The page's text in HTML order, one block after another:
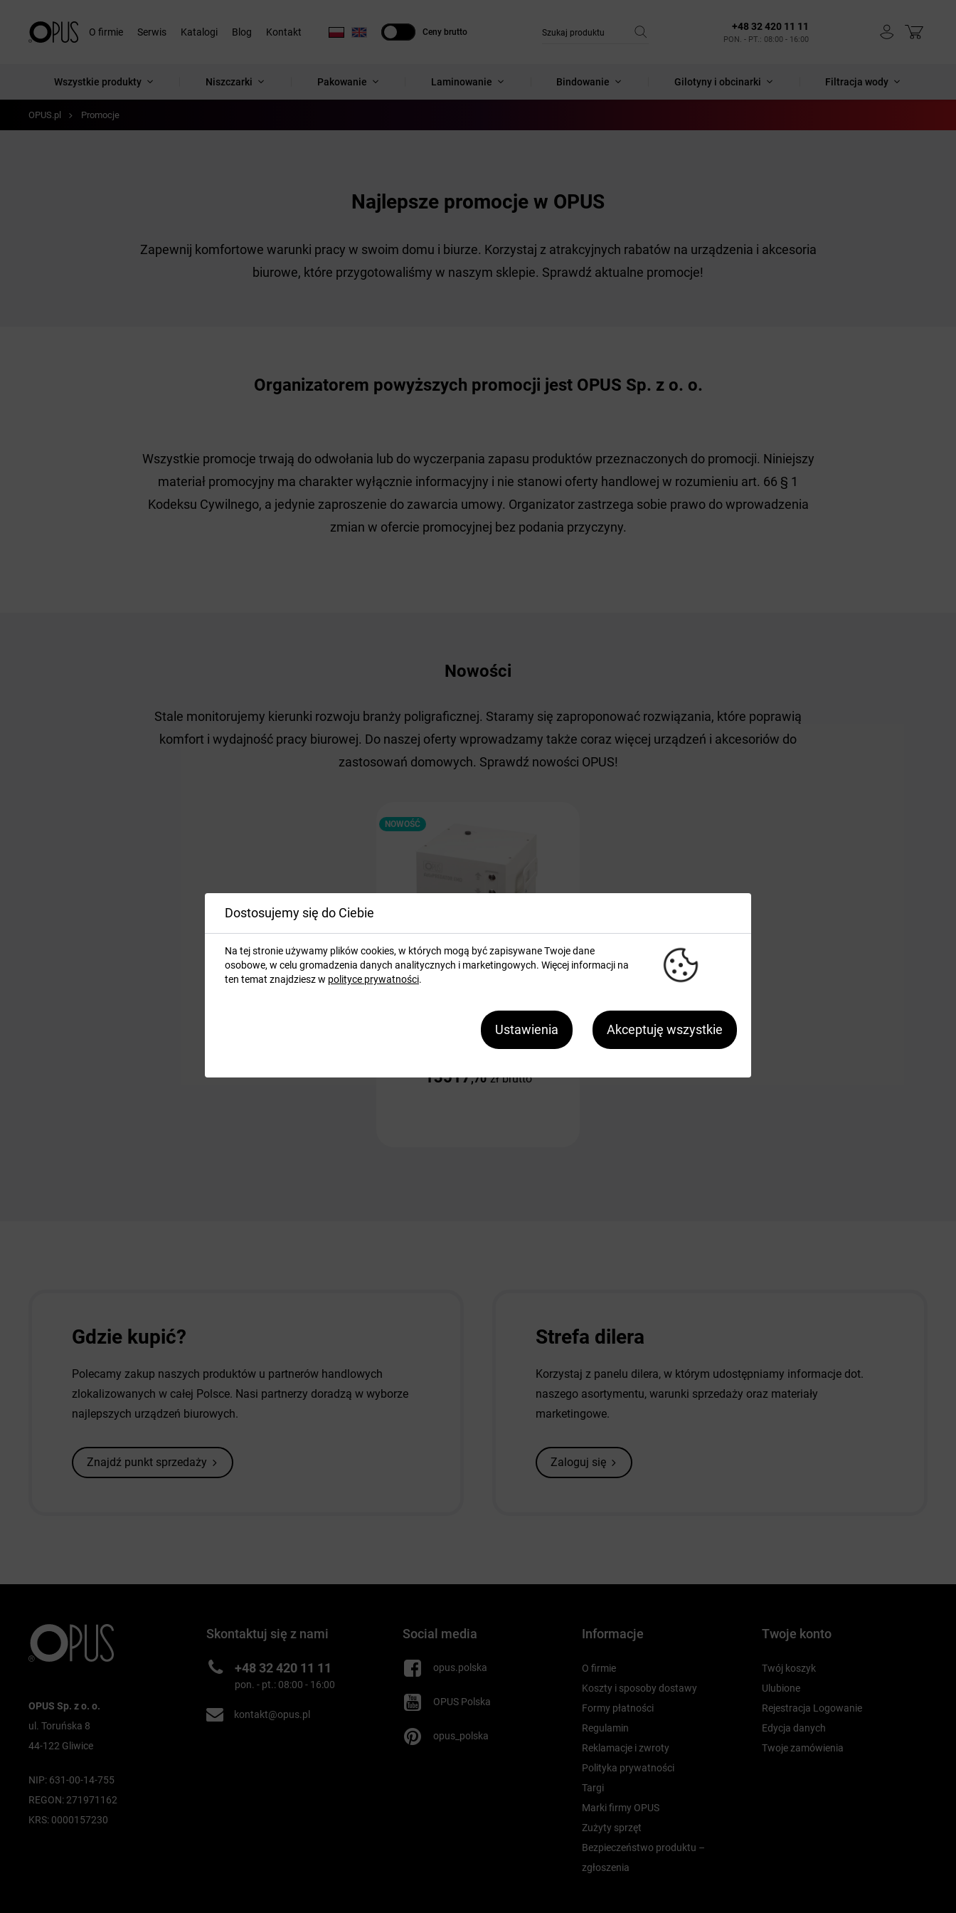
O firmie Serwis Katalogi Blog Kontakt
Ceny brutto
+48 32 420 11 11
PON. - PT.: 08:00 - 16:00
Wszystkie produkty Niszczarki Pakowanie Laminowanie Bindowanie Gilotyny i obcinarki Filtracja wody
OPUS.pl Promocje
Najlepsze promocje w OPUS
Zapewnij komfortowe warunki pracy w swoim domu i biurze. Korzystaj z atrakcyjnych rabatów na urządzenia i akcesoria
biurowe, które przygotowaliśmy w naszym sklepie. Sprawdź aktualne promocje!
Organizatorem powyższych promocji jest OPUS Sp. z o. o.
Wszystkie promocje trwają do odwołania lub do wyczerpania zapasu produktów przeznaczonych do promocji. Niniejszy
materiał promocyjny ma charakter wyłącznie informacyjny i nie stanowi oferty handlowej w rozumieniu art. 66 § 1
Kodeksu Cywilnego, a jedynie zaproszenie do zawarcia umowy. Organizator zastrzega sobie prawo do wprowadzenia
zmian w ofercie promocyjnej bez podania przyczyny.
Nowości
Stale monitorujemy kierunki rozwoju branży poligraficznej. Staramy się zaproponować rozwiązania, które poprawią
komfort i wydajność pracy biurowej. Do naszej oferty wprowadzamy także coraz więcej urządzeń i akcesoriów do
zastosowań domowych. Sprawdź nowości OPUS!
NOWOŚĆ
Niszczarka do dysków i pamięci pendrive
Niszczarka - OPUS dataPREDATOR
EMD
13517,70 zł brutto
Dostosujemy się do Ciebie
Na tej stronie używamy plików cookies, w których mogą być zapisywane Twoje dane
osobowe, w celu gromadzenia danych analitycznych i marketingowych. Więcej informacji na
ten temat znajdziesz w polityce prywatności.
Ustawienia Akceptuję wszystkie
Gdzie kupić?
Polecamy zakup naszych produktów u partnerów handlowych
zlokalizowanych w całej Polsce. Nasi partnerzy doradzą w wyborze
najlepszych urządzeń biurowych.
Znajdź punkt sprzedaży
Strefa dilera
Korzystaj z panelu dilera, w którym udostępniamy informacje dot.
naszego asortymentu, warunki sprzedaży oraz materiały
marketingowe.
Zaloguj się
OPUS Sp. z o. o.
ul. Toruńska 8
44-122 Gliwice
NIP: 631-00-14-755
REGON: 271971162
KRS: 0000157230
Skontaktuj się z nami
+48 32 420 11 11
pon. - pt.: 08:00 - 16:00
kontakt@opus.pl
Social media
opus.polska
OPUS Polska
opus_polska
Informacje
O firmie
Koszty i sposoby dostawy
Formy płatności
Regulamin
Reklamacje i zwroty
Polityka prywatności
Targi
Marki firmy OPUS
Zużyty sprzęt
Bezpieczeństwo produktu –
zgłoszenia
Twoje konto
Twój koszyk
Ulubione
Rejestracja Logowanie
Edycja danych
Twoje zamówienia